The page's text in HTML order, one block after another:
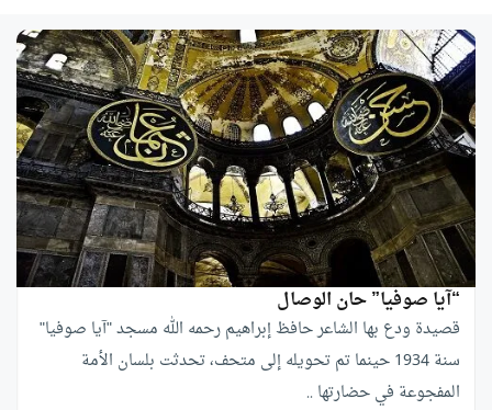
“آيا صوفيا” حان الوصال
قصيدة ودع بها الشاعر حافظ إبراهيم رحمه الله مسجد "آيا صوفيا"
سنة 1934 حينما تم تحويله إلى متحف، تحدثت بلسان الأمة
المفجوعة في حضارتها ..